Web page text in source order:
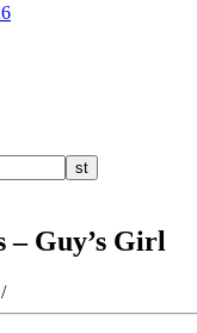
– Guy’s Girl
/